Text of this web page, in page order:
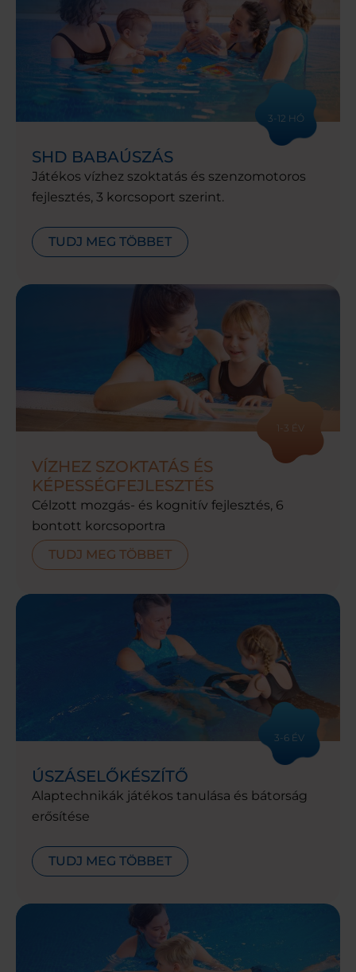
3-12 HÓ
SHD BABAÚSZÁS
Játékos vízhez szoktatás és szenzomotoros
fejlesztés, 3 korcsoport szerint.
TUDJ MEG TÖBBET
1-3 ÉV
VÍZHEZ SZOKTATÁS ÉS
KÉPESSÉGFEJLESZTÉS
Célzott mozgás- és kognitív fejlesztés, 6
bontott korcsoportra
TUDJ MEG TÖBBET
3-6 ÉV
ÚSZÁSELŐKÉSZÍTŐ
Alaptechnikák játékos tanulása és bátorság
erősítése
TUDJ MEG TÖBBET